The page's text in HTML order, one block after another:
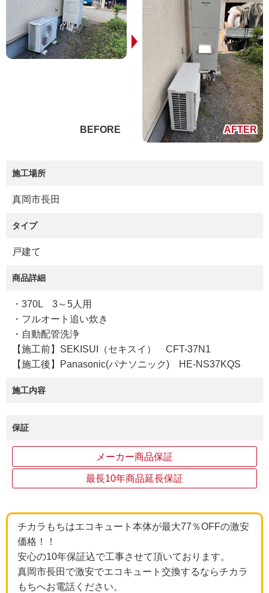
施工場所
真岡市長田
タイプ
戸建て
商品詳細
・370L 3～5人用
・フルオート追い炊き
・自動配管洗浄
【施工前】SEKISUI（セキスイ） CFT-37N1
【施工後】Panasonic(パナソニック) HE-NS37KQS
施工内容
保証
メーカー商品保証
最長10年商品延長保証
チカラもちはエコキュート本体が最大77％OFFの激安
価格！！
安心の10年保証込で工事させて頂いております。
真岡市長田で激安でエコキュート交換するならチカラ
もちへお電話ください。